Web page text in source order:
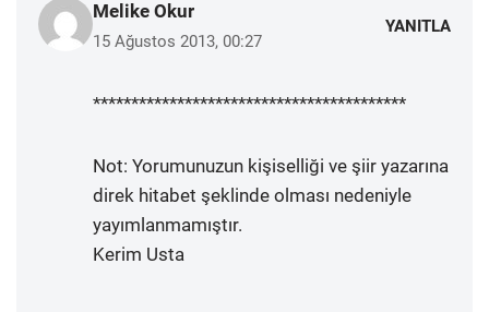
Melike Okur
15 Ağustos 2013, 00:27
YANITLA
*****************************************
Not: Yorumunuzun kişiselliği ve şiir yazarına
direk hitabet şeklinde olması nedeniyle
yayımlanmamıştır.
Kerim Usta